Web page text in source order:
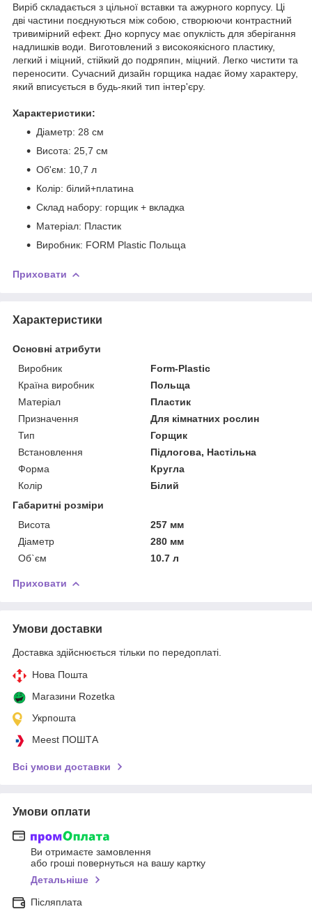
Виріб складається з цільної вставки та ажурного корпусу. Ці
дві частини поєднуються між собою, створюючи контрастний
тривимірний ефект. Дно корпусу має опуклість для зберігання
надлишків води. Виготовлений з високоякісного пластику,
легкий і міцний, стійкий до подряпин, міцний. Легко чистити та
переносити. Сучасний дизайн горщика надає йому характеру,
який вписується в будь-який тип інтер'єру.
Характеристики:
Діаметр: 28 см
Висота: 25,7 см
Об'єм: 10,7 л
Колір: білий+платина
Склад набору: горщик + вкладка
Матеріал: Пластик
Виробник: FORM Plastic Польща
Приховати
Характеристики
Основні атрибути
Виробник
Form-Plastic
Країна виробник
Польща
Матеріал
Пластик
Призначення
Для кімнатних рослин
Тип
Горщик
Встановлення
Підлогова, Настільна
Форма
Кругла
Колір
Білий
Габаритні розміри
Висота
257 мм
Діаметр
280 мм
Об`єм
10.7 л
Приховати
Умови доставки
Доставка здійснюється тільки по передоплаті.
Нова Пошта
Магазини Rozetka
Укрпошта
Meest ПОШТА
Всі умови доставки
Умови оплати
Ви отримаєте замовлення
або гроші повернуться на вашу картку
Детальніше
Післяплата